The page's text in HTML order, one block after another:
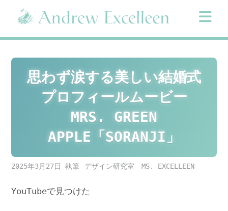
content
思わず涙する美しい結婚式
プロフィールムービー
MRS. GREEN
APPLE「SORANJI」
2025年3月27日 デザイン研究室 MS. EXCELLEEN
YouTubeで見つけた